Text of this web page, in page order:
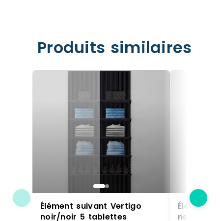
Produits similaires
Élément suivant Vertigo
noir/noir 5 tablettes
Élément
noir/noir